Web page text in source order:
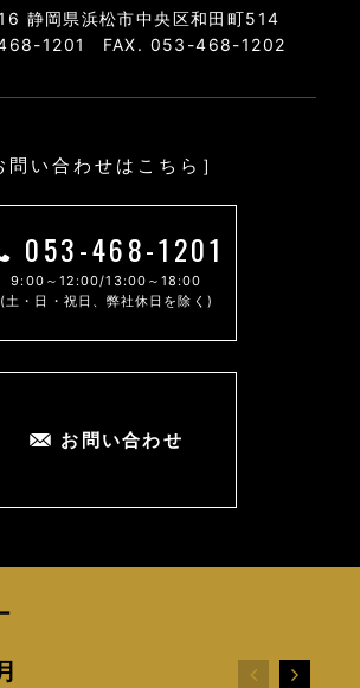
静岡県浜松市中央区和田町514
1201
FAX. 053-468-1202
問い合わせはこちら］
053-468-1201
9:00～12:00/13:00～18:00
(土・日・祝日、弊社休日を除く)
お問い合わせ